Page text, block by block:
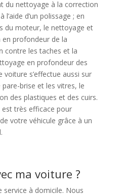
du nettoyage à la correction
d’un polissage ; en
du moteur, le nettoyage et
profondeur de la
contre les taches et la
en profondeur des
s’effectue aussi sur
brise et les vitres, le
des plastiques et des cuirs.
est très efficace pour
votre véhicule grâce à un
ma voiture ?
à domicile. Nous